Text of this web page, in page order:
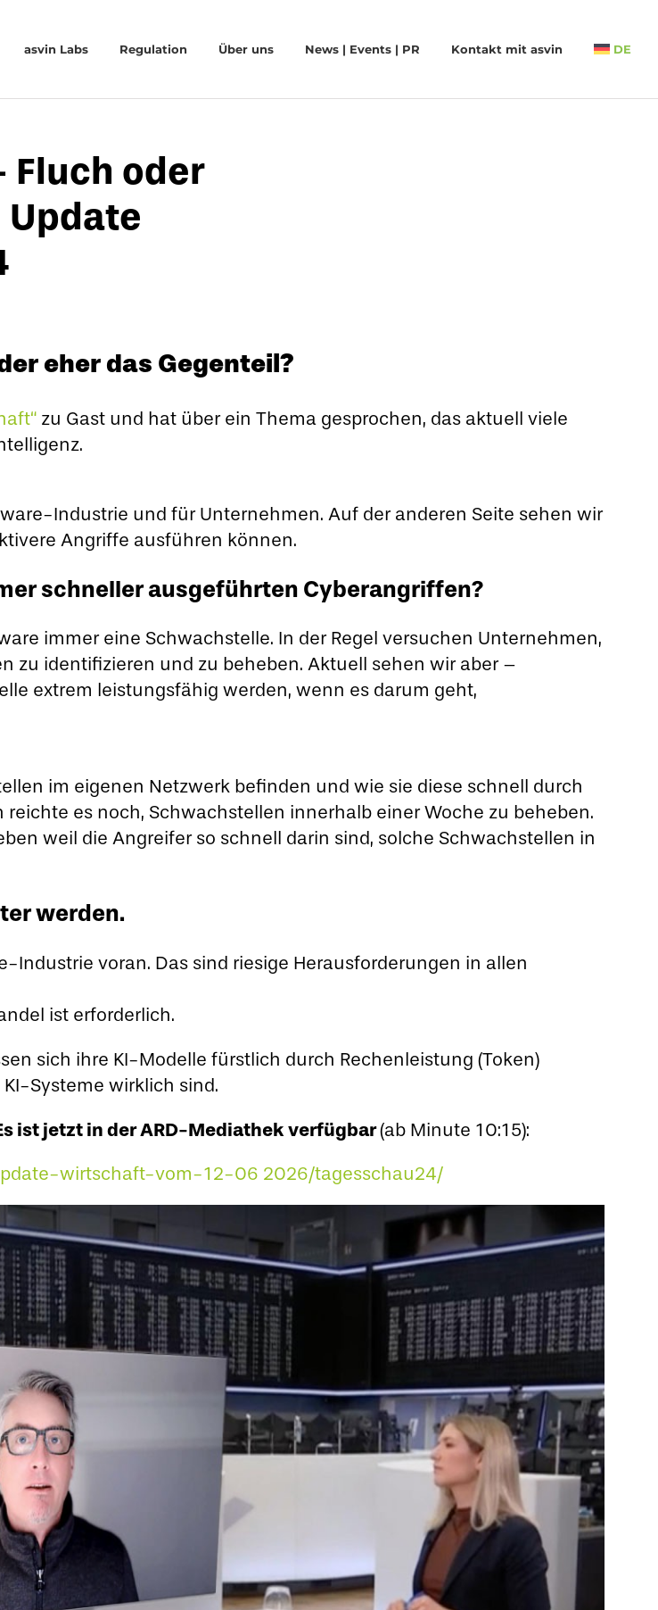
asvin Labs Regulation Über uns News | Events | PR Kontakt mit asvin DE
Fluch oder
Update
eher das Gegenteil?
zu Gast und hat über ein Thema gesprochen, das aktuell viele
Industrie und für Unternehmen. Auf der anderen Seite sehen wir
Angriffe ausführen können.
schneller ausgeführten Cyberangriffen?
immer eine Schwachstelle. In der Regel versuchen Unternehmen,
zu identifizieren und zu beheben. Aktuell sehen wir aber –
extrem leistungsfähig werden, wenn es darum geht,
im eigenen Netzwerk befinden und wie sie diese schnell durch
es noch, Schwachstellen innerhalb einer Woche zu beheben.
weil die Angreifer so schnell darin sind, solche Schwachstellen in
werden.
voran. Das sind riesige Herausforderungen in allen
ist erforderlich.
sich ihre KI-Modelle fürstlich durch Rechenleistung (Token)
Systeme wirklich sind.
ist jetzt in der ARD-Mediathek verfügbar(ab Minute 10:15):
wirtschaft-vom-12-06 2026/tagesschau24/